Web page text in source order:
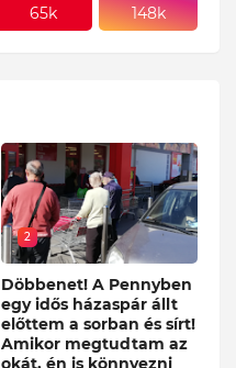
65k 148k
2
Döbbenet! A Pennyben
egy idős házaspár állt
előttem a sorban és sírt!
Amikor megtudtam az
okát, én is könnyezni